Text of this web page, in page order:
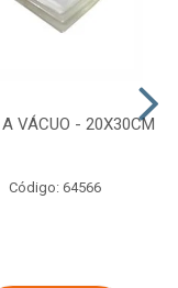
VÁCUO - 20X30CM
Código: 64566